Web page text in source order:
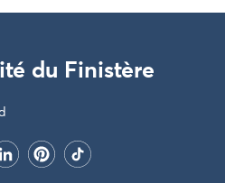
du Finistère